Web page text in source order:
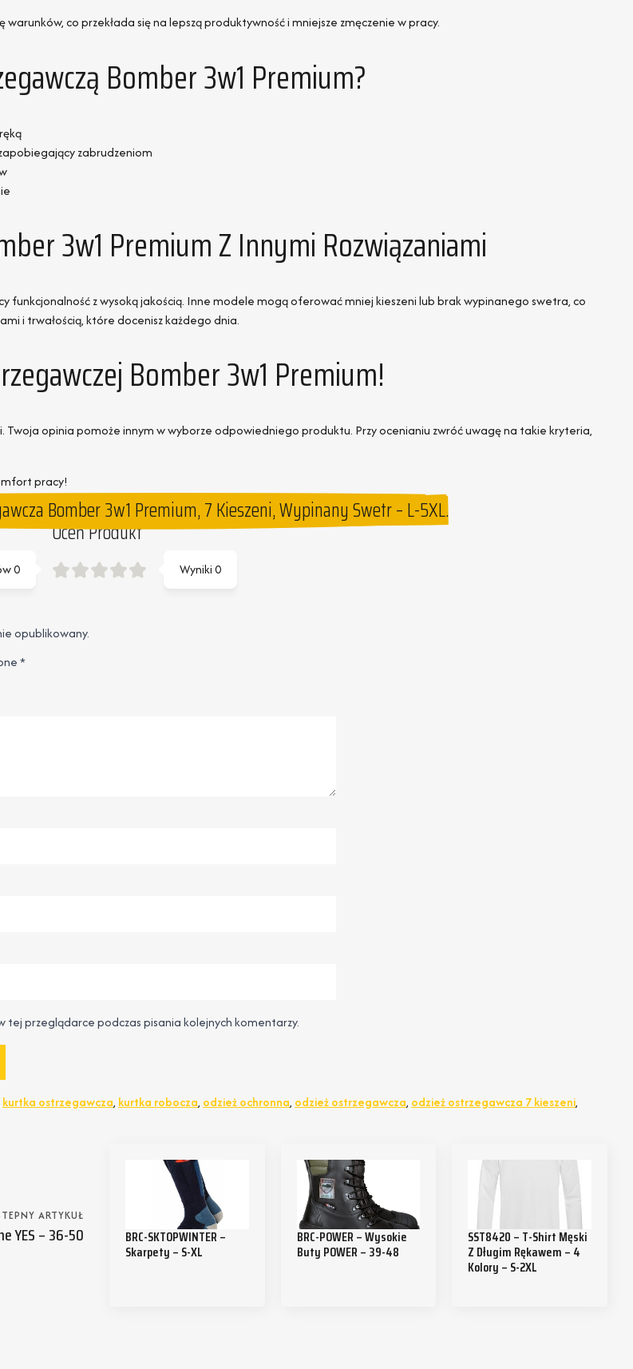
co przekłada się na lepszą produktywność i mniejsze zmęczenie w pracy.
Bomber 3w1 Premium?
zabrudzeniom
3w1 Premium Z Innymi Rozwiązaniami
funkcjonalność z wysoką jakością. Inne modele mogą oferować mniej kieszeni lub brak wypinanego swetra, co
i trwałością, które docenisz każdego dnia.
Bomber 3w1 Premium!
opinia pomoże innym w wyborze odpowiedniego produktu. Przy ocenianiu zwróć uwagę na takie kryteria,
pracy!
Bomber 3w1 Premium, 7 Kieszeni, Wypinany Swetr – L-5XL.
Oceń Produkt
Wyniki0
0
opublikowany.
*
tej przeglądarce podczas pisania kolejnych komentarzy.
kurtka ostrzegawcza, kurtka robocza, odzież ochronna, odzież ostrzegawcza, odzież ostrzegawcza 7 kieszeni,
ARTYKUŁ
YES – 36-50 BRC-SKTOPWINTER –
Skarpety – S-XL
BRC-POWER – Wysokie
Buty POWER – 39-48
SST8420 – T-Shirt Męski
Z Długim Rękawem – 4
Kolory – S-2XL